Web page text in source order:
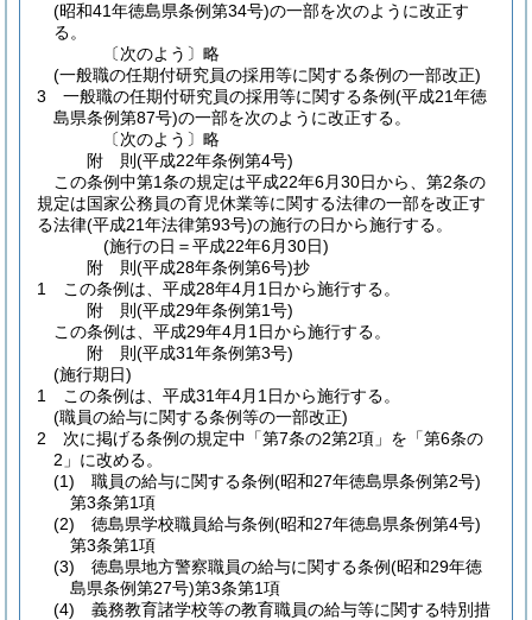
(昭和41年徳島県条例第34号)の一部を次のように改正す
る。
〔次のよう〕略
(一般職の任期付研究員の採用等に関する条例の一部改正)
3
一般職の任期付研究員の採用等に関する条例(平成21年徳
島県条例第87号)の一部を次のように改正する。
〔次のよう〕略
附 則(平成22年条例第4号)
この条例中第1条の規定は平成22年6月30日から、第2条の
規定は国家公務員の育児休業等に関する法律の一部を改正す
る法律(平成21年法律第93号)の施行の日から施行する。
(施行の日＝平成22年6月30日)
附 則(平成28年条例第6号)抄
1
この条例は、平成28年4月1日から施行する。
附 則(平成29年条例第1号)
この条例は、平成29年4月1日から施行する。
附 則(平成31年条例第3号)
(施行期日)
1
この条例は、平成31年4月1日から施行する。
(職員の給与に関する条例等の一部改正)
2
次に掲げる条例の規定中「第7条の2第2項」を「第6条の
2」に改める。
(1)
職員の給与に関する条例(昭和27年徳島県条例第2号)
第3条第1項
(2)
徳島県学校職員給与条例(昭和27年徳島県条例第4号)
第3条第1項
(3)
徳島県地方警察職員の給与に関する条例(昭和29年徳
島県条例第27号)第3条第1項
(4)
義務教育諸学校等の教育職員の給与等に関する特別措